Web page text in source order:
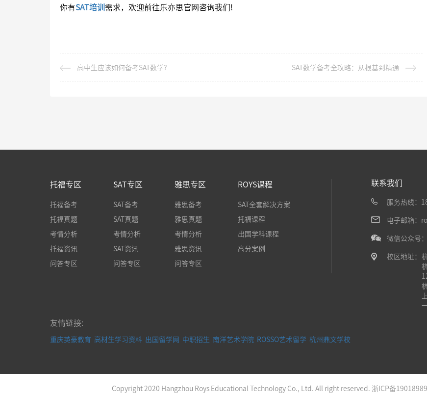
你有SAT培训 需求，欢迎前往乐亦思官网咨询我们!
高中生应该如何备考SAT数学? SAT数学备考全攻略：从根基到精通
托福专区
托福备考
托福真题
考情分析
托福资讯
问答专区
SAT专区
SAT备考
SAT真题
考情分析
SAT资讯
问答专区
雅思专区
雅思备考
雅思真题
考情分析
雅思资讯
问答专区
ROYS课程
SAT全套解决方案
托福课程
出国学科课程
高分案例
联系我们
服务热线：
电子邮箱：
微信公众号
校区地址：
友情链接:
重庆英豪教育 高材生学习资料 出国留学网 中职招生 南洋艺术学院 ROSSO艺术留学 杭州鼎文学校
Copyright 2020 Hangzhou Roys Educational Technology Co., Ltd. All right reserved. 浙ICP备